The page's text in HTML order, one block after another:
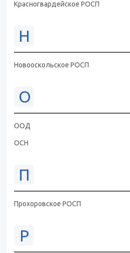
Красногвардейское РОСП
Н
Новооскольское РОСП
О
ООД
ОСН
П
Прохоровское РОСП
Р